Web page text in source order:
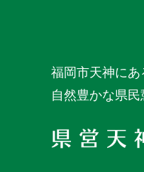
福岡市天神にあ
自然豊かな県民